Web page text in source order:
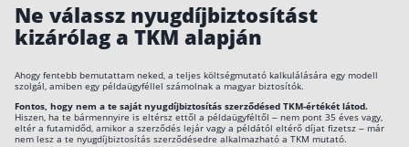
Ne válassz nyugdíjbiztosítást
kizárólag a TKM alapján
Ahogy fentebb bemutattam neked, a teljes költségmutató kalkulálására egy modell
szolgál, amiben egy példaügyféllel számolnak a magyar biztosítók.
Fontos, hogy nem a te saját nyugdíjbiztosítás szerződésed TKM-értékét látod.
Hiszen, ha te bármennyire is eltérsz ettől a példaügyféltől – nem pont 35 éves vagy,
eltér a futamidőd, amikor a szerződés lejár vagy a példától eltérő díjat fizetsz – már
nem lesz a te nyugdíjbiztosítás szerződésedre alkalmazható a TKM mutató.